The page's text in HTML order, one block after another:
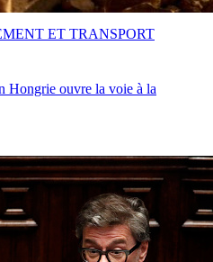
Hongrie ouvre la voie à la
ET TRANSPORT